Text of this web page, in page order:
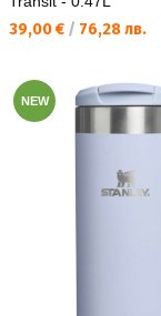
Текуща цена:
39,00 € / 76,28 лв.
NEW